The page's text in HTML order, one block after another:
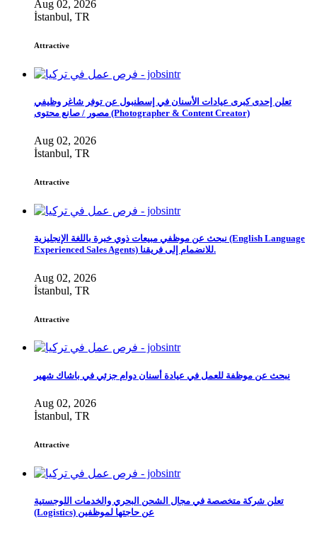
Aug 02, 2026
İstanbul, TR
Attractive
تعلن إحدى كبرى عيادات الأسنان في إسطنبول عن توفر شاغر وظيفي
مصور / صانع محتوى (Photographer & Content Creator)
Aug 02, 2026
İstanbul, TR
Attractive
نبحث عن موظفي مبيعات ذوي خبرة باللغة الإنجليزية (English Language
Experienced Sales Agents) للانضمام إلى فريقنا.
Aug 02, 2026
İstanbul, TR
Attractive
نبحث عن موظفة للعمل في عيادة أسنان دوام جزئي في باشاك شهير
Aug 02, 2026
İstanbul, TR
Attractive
تعلن شركة متخصصة في مجال الشحن البحري والخدمات اللوجستية
(Logistics) عن حاجتها لموظفين